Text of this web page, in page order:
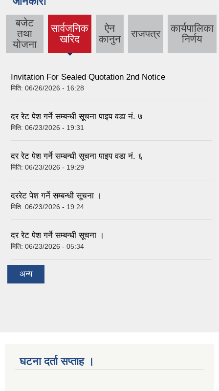
बजेट
तथा
योजना
सार्वजनिक
खरिद
(active
ऐन
कानुन
राजपत्र
कार्यपालिका
निर्णय
Invitation For Sealed Quotation 2nd Notice
मिति: 06/26/2026 - 16:28
दर रेट पेश गर्ने सम्बन्धी सूचना पाइप वडा नं. ७
मिति: 06/23/2026 - 19:31
दर रेट पेश गर्ने सम्बन्धी सूचना पाइप वडा नं. ६
मिति: 06/23/2026 - 19:29
दररेट पेश गर्ने सम्बन्धी सूचना ।
मिति: 06/23/2026 - 19:24
दर रेट पेश गर्ने सम्बन्धी सूचना ।
मिति: 06/23/2026 - 05:34
अन्य
घटना दर्ता सप्ताह ।